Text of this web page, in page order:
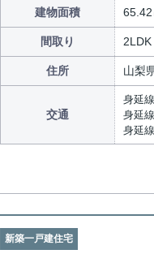
建物面積 65.42
間取り 2LDK
住所 山梨
交通
身延
身延
身延
新築一戸建住宅